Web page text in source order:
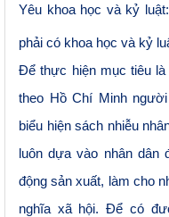
Yêu khoa học và kỷ
phải có khoa học và kỷ
Để thực hiện mục tiêu
theo Hồ Chí Minh
biểu hiện sách nhiễu
luôn dựa vào nhân dân
động sản xuất, làm cho
nghĩa xã hội. Để có